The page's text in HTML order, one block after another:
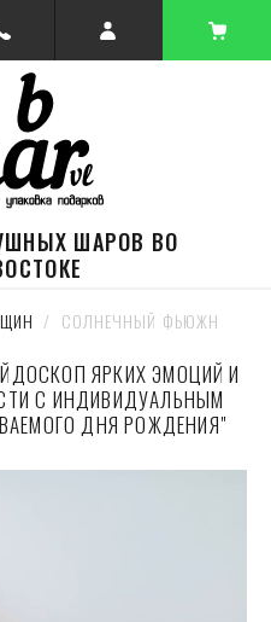
ШАРОВ ВО
  /  СОЛНЕЧНЫЙ ФЬЮЖН
ЯРКИХ ЭМОЦИЙ И
С ИНДИВИДУАЛЬНЫМ
ДНЯ РОЖДЕНИЯ"